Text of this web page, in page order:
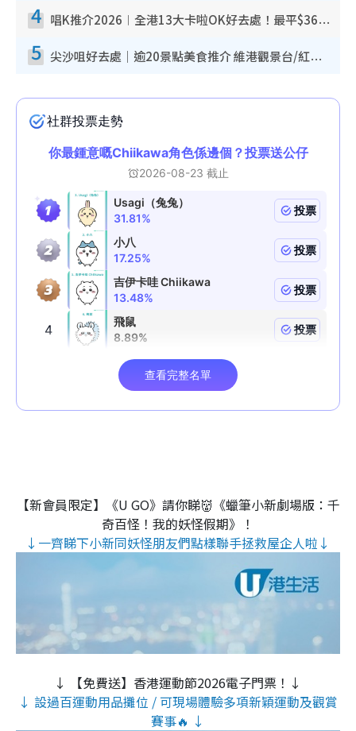
4 唱K推介2026︱全港13大卡啦OK好去處！最平$36起 日文K都有！(附地址+收費詳情)
5 尖沙咀好去處｜逾20景點美食推介 維港觀景台/紅磚古蹟/九龍公園/室內遊樂場
【新會員限定】《U GO》請你睇👹《蠟筆小新劇場版：千
奇百怪！我的妖怪假期》！
↓一齊睇下小新同妖怪朋友們點樣聯手拯救屋企人啦↓
↓ 【免費送】香港運動節2026電子門票！↓
↓ 設過百運動用品攤位 / 可現場體驗多項新穎運動及觀賞
賽事🔥 ↓